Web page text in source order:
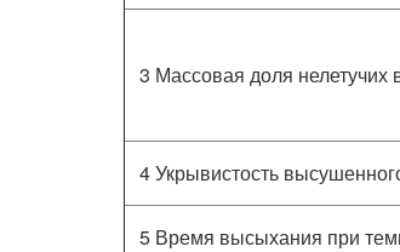
3 Массовая доля
4 Укрывистость
5 Время высыхания при